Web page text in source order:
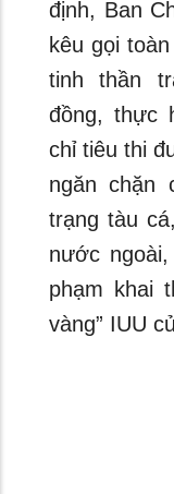
định, Ban
kêu gọi
tinh thần
đồng, thực
chỉ tiêu thi
ngăn chặn
trạng tàu
nước
phạm khai
vàng” IUU